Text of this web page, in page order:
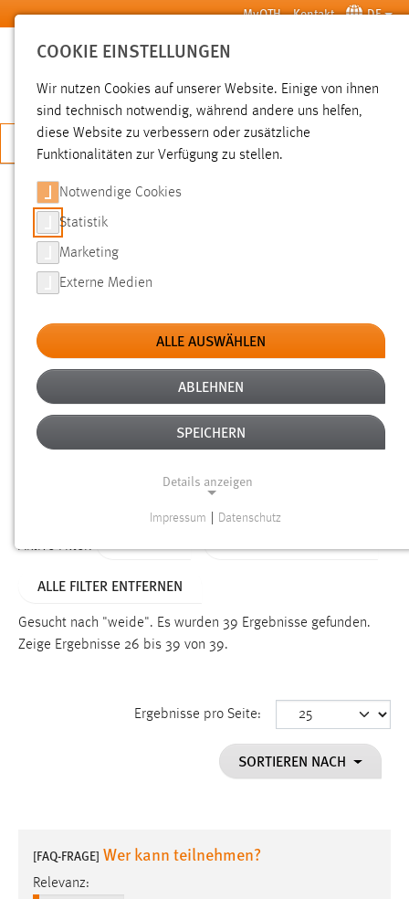
Zum Hauptinhalt springen MyOTH Kontakt DE
SUCHE
JETZT BEWERBEN
SUCHE
FILTER
Typ
Erstellungsdatum
Alter
Aktive Filter:
ALLE FILTER ENTFERNEN
Gesucht nach "weide". Es wurden 39 Ergebnisse gefunden.
Zeige Ergebnisse 26 bis 39 von 39.
Ergebnisse pro Seite:
SORTIEREN NACH
[FAQ-FRAGE] Wer kann teilnehmen?
Relevanz:
COOKIE EINSTELLUNGEN
Wir nutzen Cookies auf unserer Website. Einige von ihnen
sind technisch notwendig, während andere uns helfen,
diese Website zu verbessern oder zusätzliche
Funktionalitäten zur Verfügung zu stellen.
Notwendige Cookies
Statistik
Marketing
Externe Medien
ALLE AUSWÄHLEN
ABLEHNEN
SPEICHERN
Details anzeigen
Funktionen und sind für die einwandfreie Funktion der
Einverständnis
cookie_consent
Dieser Cookie speichert die ausgewählten Einverständnis-
Performance
Impressum Datenschutz